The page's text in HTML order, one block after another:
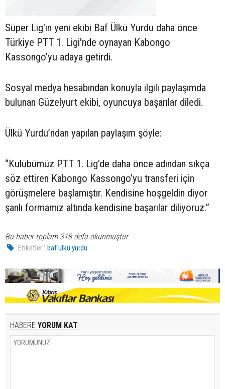
Süper Lig'in yeni ekibi Baf Ülkü Yurdu daha önce
Türkiye PTT 1. Ligi'nde oynayan Kabongo
Kassongo’yu adaya getirdi.
Sosyal medya hesabından konuyla ilgili paylaşımda
bulunan Güzelyurt ekibi, oyuncuya başarılar diledi.
Ülkü Yurdu’ndan yapılan paylaşım şöyle:
“Kulübümüz PTT 1. Lig’de daha önce adından sıkça
söz ettiren Kabongo Kassongo’yu transferi için
görüşmelere başlamıştır. Kendisine hoşgeldin diyor
şanlı formamız altında kendisine başarılar diliyoruz.”
Bu haber toplam 318 defa okunmuştur
Etiketler : baf ülkü yurdu
HABERE YORUM KAT